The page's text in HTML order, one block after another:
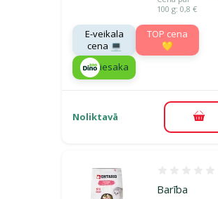
100 g: 0,8 €
E-veikala
cena 💻
TOP cena
💛
iesaka
Noliktavā
Barība